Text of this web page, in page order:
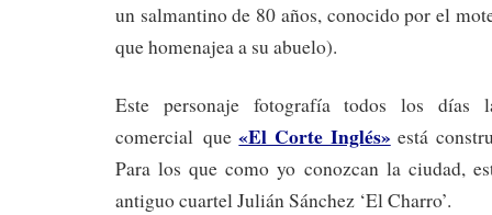
un salmantino de 80 años, conocido por el
que homenajea a su abuelo).
Este personaje fotografía todos los días
comercial que«El Corte Inglés» está
Para los que como yo conozcan la ciudad,
antiguo cuartel Julián Sánchez ‘El Charro’.